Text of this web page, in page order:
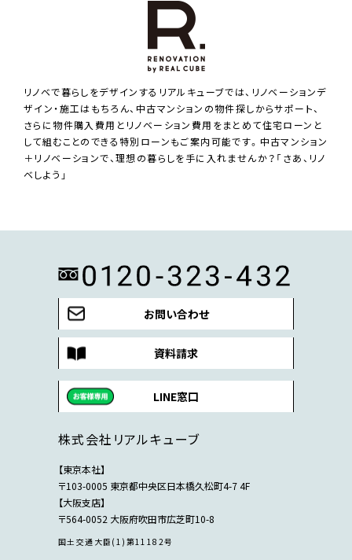
リノベで暮らしをデザインするリアルキューブでは、リノベーションデ
ザイン・施工はもちろん、中古マンションの物件探しからサポート、
さらに物件購入費用とリノベーション費用をまとめて住宅ローンと
して組むことのできる特別ローンもご案内可能です。中古マンション
＋リノベーションで、理想の暮らしを手に入れませんか？「さあ、リノ
ベしよう」
お問い合わせ
資料請求
LINE窓口
株式会社リアルキューブ
【東京本社】
〒103-0005 東京都中央区日本橋久松町4-7 4F
【大阪支店】
〒564-0052 大阪府吹田市広芝町10-8
国土交通大臣(1)第11182号